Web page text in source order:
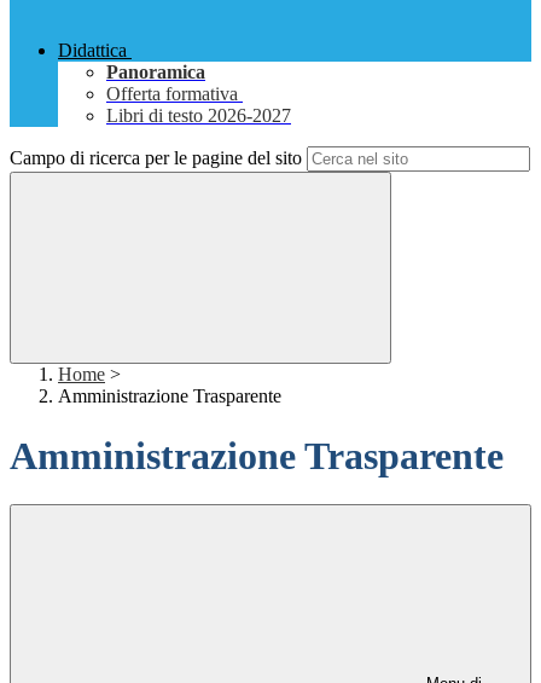
Didattica
Panoramica
Offerta formativa
Libri di testo 2026-2027
Campo di ricerca per le pagine del sito
Home >
Amministrazione Trasparente
Amministrazione Trasparente